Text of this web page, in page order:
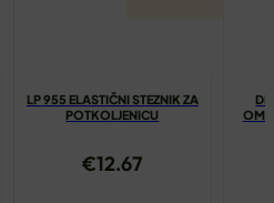
LP 955 ELASTIČNI STEZNIK ZA
POTKOLJENICU
€12.67